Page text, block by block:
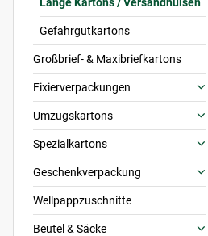
Gefahrgutkartons
Großbrief- & Maxibriefkartons
Fixierverpackungen
Umzugskartons
Spezialkartons
Geschenkverpackung
Wellpappzuschnitte
Beutel & Säcke